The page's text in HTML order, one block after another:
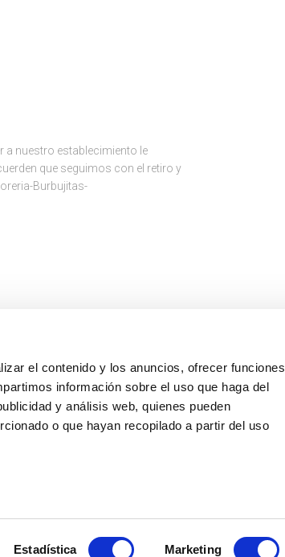
el contenido y los anuncios, ofrecer funciones
información sobre el uso que haga del
y análisis web, quienes pueden
o que hayan recopilado a partir del uso
Estadística Marketing
a nuestro establecimiento le
que seguimos con el retiro y
Burbujitas-
y recomendaciones para